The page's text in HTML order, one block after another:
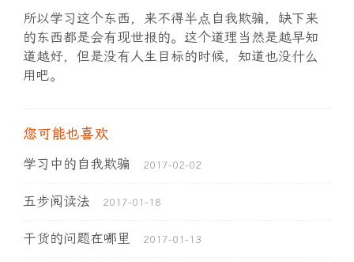
所以学习这个东西，来不得半点自我欺骗，缺下来
的东西都是会有现世报的。这个道理当然是越早知
道越好，但是没有人生目标的时候，知道也没什么
用吧。
您可能也喜欢
学习中的自我欺骗 2017-02-02
五步阅读法 2017-01-18
干货的问题在哪里 2017-01-13